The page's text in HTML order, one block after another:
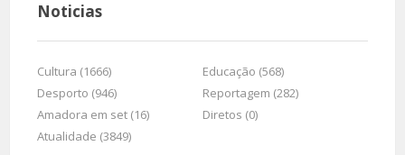
Noticias
Cultura (1666)
Educação (568)
Desporto (946)
Reportagem (282)
Amadora em set (16)
Diretos (0)
Atualidade (3849)